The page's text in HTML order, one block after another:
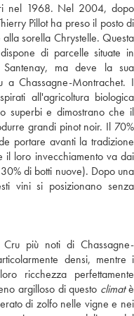
nel 1968. Nel 2004, dopo
Pillot ha preso il posto di
sorella Chrystelle. Questa
di parcelle situate in
ma deve la sua
a Chassagne-Montrachet. I
all'agricoltura biologica
superbi e dimostrano che il
grandi pinot noir. Il 70%
portare avanti la tradizione
il loro invecchiamento va dai
di botti nuove). Dopo una
vini si posizionano senza
più noti di Chassagne-
densi, mentre i
ricchezza perfettamente
argilloso di questo climatè
di zolfo nelle vigne e nei